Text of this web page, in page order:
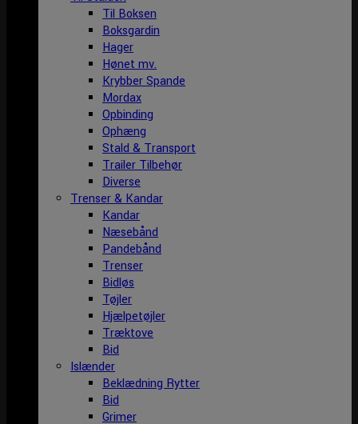
Til Boksen
Boksgardin
Hager
Hønet mv.
Krybber Spande
Mordax
Opbinding
Ophæng
Stald & Transport
Trailer Tilbehør
Diverse
Trenser & Kandar
Kandar
Næsebånd
Pandebånd
Trenser
Bidløs
Tøjler
Hjælpetøjler
Træktove
Bid
Islænder
Beklædning Rytter
Bid
Grimer